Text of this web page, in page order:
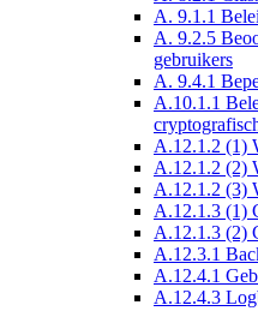
A. 9.1.1
A. 9.2.5
gebruikers
A. 9.4.1
A.10.1.1
A.12.1.2 (1)
A.12.1.2 (2)
A.12.1.2 (3)
A.12.1.3 (1)
A.12.1.3 (2)
A.12.3.1
A.12.4.1
A.12.4.3